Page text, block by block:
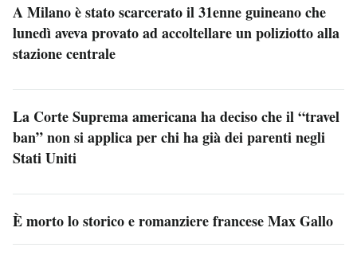
A Milano è stato scarcerato il 31enne guineano che
lunedì aveva provato ad accoltellare un poliziotto alla
stazione centrale
La Corte Suprema americana ha deciso che il “travel
ban” non si applica per chi ha già dei parenti negli
Stati Uniti
È morto lo storico e romanziere francese Max Gallo